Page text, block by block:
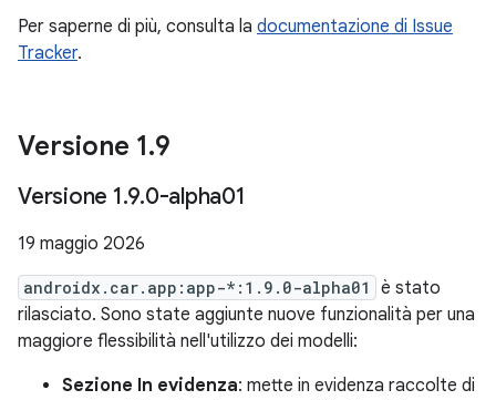
Per saperne di più, consulta la documentazione di Issue
Tracker.
Versione 1.9
Versione 1.9.0-alpha01
19 maggio 2026
androidx.car.app:app-*:1.9.0-alpha01
è stato
rilasciato. Sono state aggiunte nuove funzionalità per una
maggiore flessibilità nell'utilizzo dei modelli:
Sezione In evidenza: mette in evidenza raccolte di